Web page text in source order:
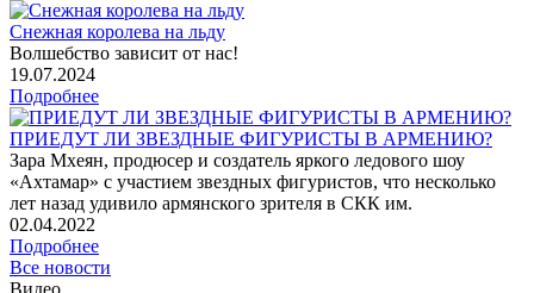
Снежная королева на льду
Волшебство зависит от нас!
19.07.2024
Подробнее
ПРИЕДУТ ЛИ ЗВЕЗДНЫЕ ФИГУРИСТЫ В АРМЕНИЮ?
Зара Мхеян, продюсер и создатель яркого ледового шоу
«Ахтамар» с участием звездных фигуристов, что несколько
лет назад удивило армянского зрителя в СКК им.
02.04.2022
Подробнее
Все новости
Видео